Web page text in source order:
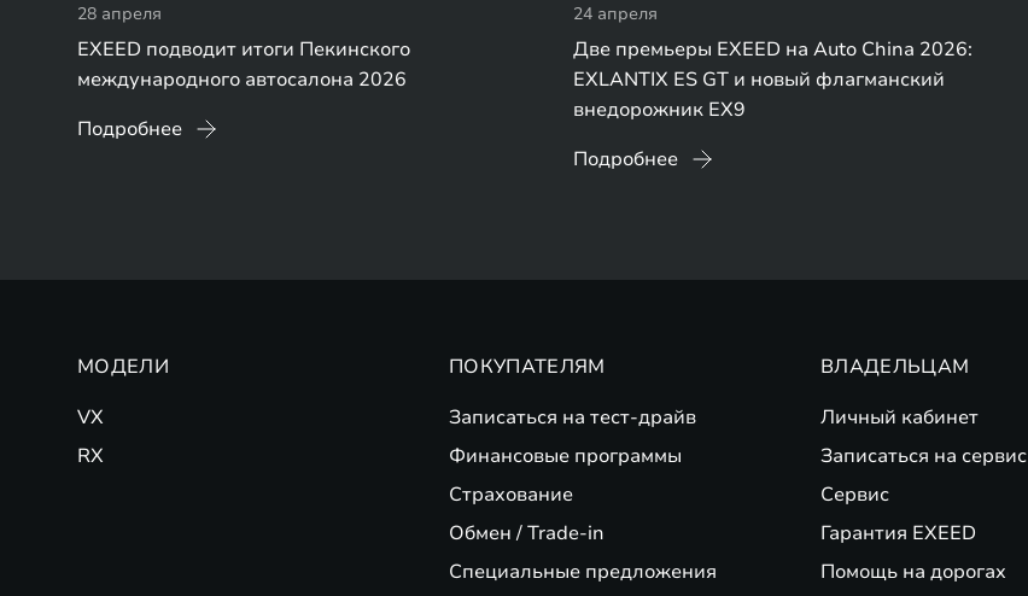
28 апреля
EXEED подводит итоги Пекинского
международного автосалона 2026
Подробнее
24 апреля
Две премьеры EXEED на Auto China 2026:
EXLANTIX ES GT и новый флагманский
внедорожник EX9
Подробнее
МОДЕЛИ
VX
RX
ПОКУПАТЕЛЯМ
Записаться на тест-драйв
Финансовые программы
Страхование
Обмен / Trade-in
Специальные предложения
ВЛАДЕЛЬЦАМ
Личный кабинет
Записаться на сервис
Сервис
Гарантия EXEED
Помощь на дорогах